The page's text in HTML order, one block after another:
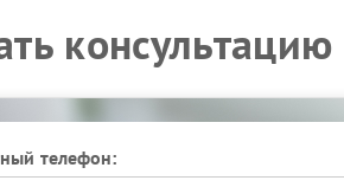
консультацию
телефон: